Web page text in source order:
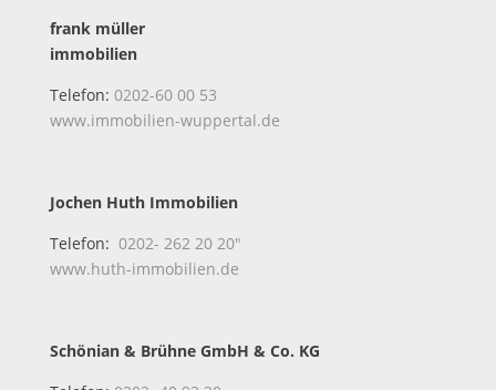
frank müller
immobilien
Telefon: 0202-60 00 53
www.immobilien-wuppertal.de
Jochen Huth Immobilien
Telefon: 0202- 262 20 20″
www.huth-immobilien.de
Schönian & Brühne GmbH & Co. KG